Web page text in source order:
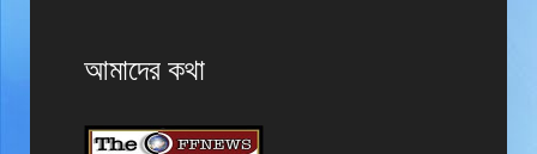
আমাদের কথা